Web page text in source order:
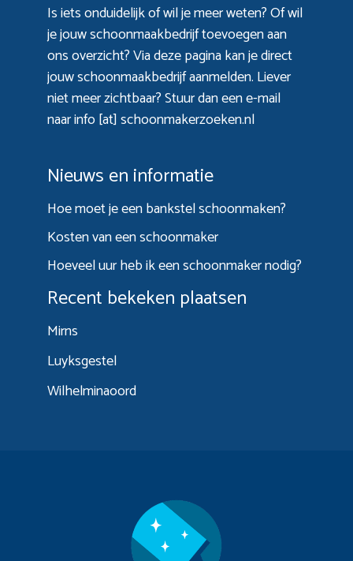
Is iets onduidelijk of wil je meer weten? Of wil
je jouw schoonmaakbedrijf toevoegen aan
ons overzicht? Viadeze paginakan je direct
jouw schoonmaakbedrijf aanmelden. Liever
niet meer zichtbaar? Stuur dan een e-mail
naar info [at] schoonmakerzoeken.nl
Nieuws en informatie
Hoe moet je een bankstel schoonmaken?
Kosten van een schoonmaker
Hoeveel uur heb ik een schoonmaker nodig?
Recent bekeken plaatsen
Mirns
Luyksgestel
Wilhelminaoord